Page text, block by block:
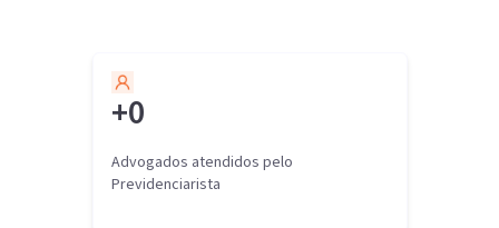
+0
Advogados atendidos pelo
Previdenciarista